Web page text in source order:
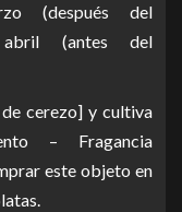
(después del
(antes del
cerezo] y cultiva
– Fragancia
este objeto en